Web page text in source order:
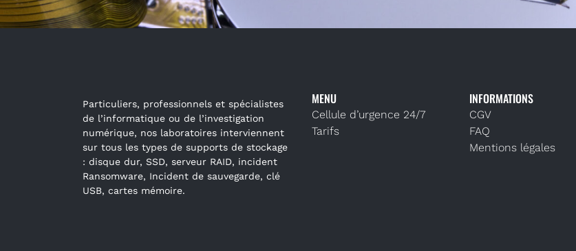
Particuliers, professionnels et spécialistes
de l’informatique ou de l’investigation
numérique, nos laboratoires interviennent
sur tous les types de supports de stockage
: disque dur, SSD, serveur RAID, incident
Ransomware, Incident de sauvegarde, clé
USB, cartes mémoire.
MENU
Cellule d’urgence 24/7
Tarifs
INFORMATIONS
CGV
FAQ
Mentions légales